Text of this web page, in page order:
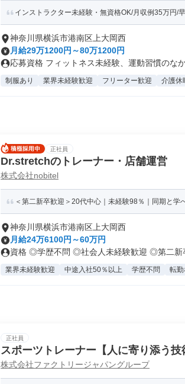
インストラクター未経験・無資格OK/月収例35万円/
神奈川県横浜市港南区上大岡西
月給29万1200円～80万1200円
応募資格 フィットネス未経験、運動習慣のな
制服あり 業界未経験歓迎 フリーター歓迎 介護休
正社員
Dr.stretchのトレーナー・店舗運営
株式会社nobitel
＜第二新卒歓迎＞20代中心｜未経験98％｜同期と
神奈川県横浜市港南区上大岡西
月給24万6100円～60万円
資格 ◎学歴不問 ◎社会人未経験歓迎 ◎第二新
業界未経験歓迎 中途入社50％以上 学歴不問 転勤
正社員
スポーツトレーナー【人に寄り添う技
株式会社ファクトリージャパングループ